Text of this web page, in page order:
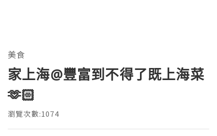
美食
家上海@豐富到不得了既上海菜
🫶🏻
瀏覽次數:1074